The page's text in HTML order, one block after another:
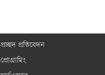
প্রচ্ছদ প্রতিবেদন
প্রোগ্রামিং